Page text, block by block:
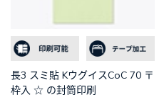
長3 スミ貼 KウグイスCoC 70 〒
枠入 ☆ の封筒印刷